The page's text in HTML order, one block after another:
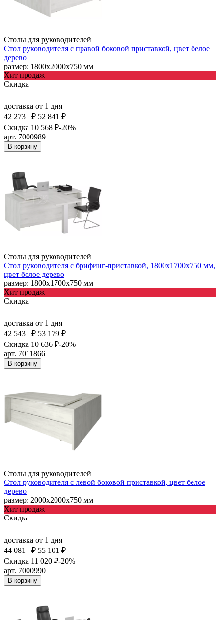
Столы для руководителей
Стол руководителя с правой боковой приставкой, цвет белое
дерево
размер: 1800х2000х750 мм
Хит продаж
Скидка
доставка от 1 дня
42 273
₽ 52 841 ₽
Скидка 10 568 ₽-20%
арт. 7000989
В корзину
Столы для руководителей
Стол руководителя с брифинг-приставкой, 1800х1700х750 мм,
цвет белое дерево
размер: 1800х1700х750 мм
Хит продаж
Скидка
доставка от 1 дня
42 543
₽ 53 179 ₽
Скидка 10 636 ₽-20%
арт. 7011866
В корзину
Столы для руководителей
Стол руководителя с левой боковой приставкой, цвет белое
дерево
размер: 2000х2000х750 мм
Хит продаж
Скидка
доставка от 1 дня
44 081
₽ 55 101 ₽
Скидка 11 020 ₽-20%
арт. 7000990
В корзину